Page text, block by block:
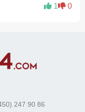
1 0
247 90 86